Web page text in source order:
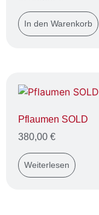
In den Warenkorb
Pflaumen SOLD
380,00 €
Weiterlesen